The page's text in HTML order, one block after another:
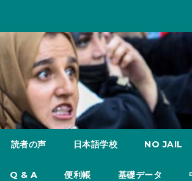
読者の声 日本語学校 NO JAIL
Q & A 便利帳 基礎データ